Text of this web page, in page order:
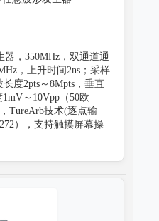
器，350MHz，双通道通
，上升时间2ns；采样
长度2pts～8Mpts，垂直
～10Vpp（50欧
TureArb技术(逐点输
），支持触摸屏幕操